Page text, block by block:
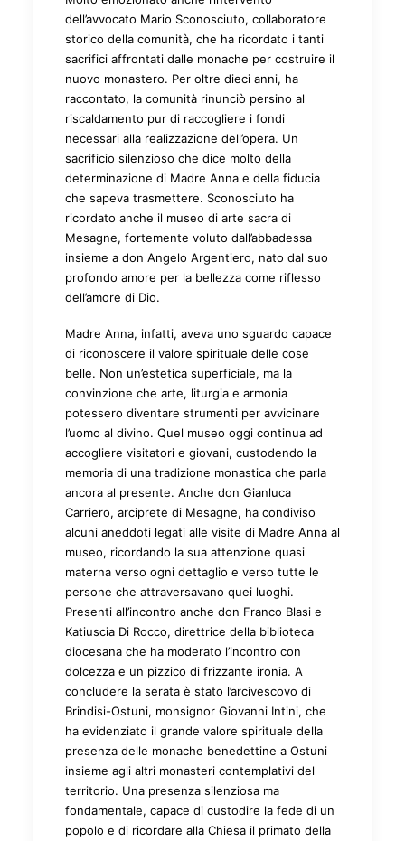
dell’avvocato Mario Sconosciuto, collaboratore
storico della comunità, che ha ricordato i tanti
sacrifici affrontati dalle monache per costruire il
nuovo monastero. Per oltre dieci anni, ha
raccontato, la comunità rinunciò persino al
riscaldamento pur di raccogliere i fondi
necessari alla realizzazione dell’opera. Un
sacrificio silenzioso che dice molto della
determinazione di Madre Anna e della fiducia
che sapeva trasmettere. Sconosciuto ha
ricordato anche il museo di arte sacra di
Mesagne, fortemente voluto dall’abbadessa
insieme a don Angelo Argentiero, nato dal suo
profondo amore per la bellezza come riflesso
dell’amore di Dio.
Madre Anna, infatti, aveva uno sguardo capace
di riconoscere il valore spirituale delle cose
belle. Non un’estetica superficiale, ma la
convinzione che arte, liturgia e armonia
potessero diventare strumenti per avvicinare
l’uomo al divino. Quel museo oggi continua ad
accogliere visitatori e giovani, custodendo la
memoria di una tradizione monastica che parla
ancora al presente. Anche don Gianluca
Carriero, arciprete di Mesagne, ha condiviso
alcuni aneddoti legati alle visite di Madre Anna al
museo, ricordando la sua attenzione quasi
materna verso ogni dettaglio e verso tutte le
persone che attraversavano quei luoghi.
Presenti all’incontro anche don Franco Blasi e
Katiuscia Di Rocco, direttrice della biblioteca
diocesana che ha moderato l’incontro con
dolcezza e un pizzico di frizzante ironia. A
concludere la serata è stato l’arcivescovo di
Brindisi-Ostuni, monsignor Giovanni Intini, che
ha evidenziato il grande valore spirituale della
presenza delle monache benedettine a Ostuni
insieme agli altri monasteri contemplativi del
territorio. Una presenza silenziosa ma
fondamentale, capace di custodire la fede di un
popolo e di ricordare alla Chiesa il primato della